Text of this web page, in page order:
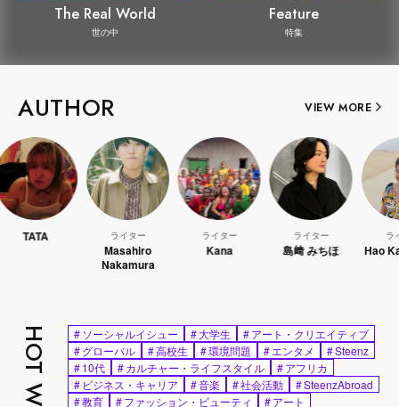
The Real World
世の中
Feature
特集
AUTHOR VIEW MORE
ライター
Kana
ライター
島﨑 みちほ
ライター
Hao Kanayama
#ソーシャルイシュー #大学生 #アート・クリエイティブ
#グローバル #高校生 #環境問題 #エンタメ #Steenz
#10代 #カルチャー・ライフスタイル #アフリカ
# ビジネス・キャリア #音楽 #社会活動 #SteenzAbroad
#教育 #ファッション・ビューティ #アート